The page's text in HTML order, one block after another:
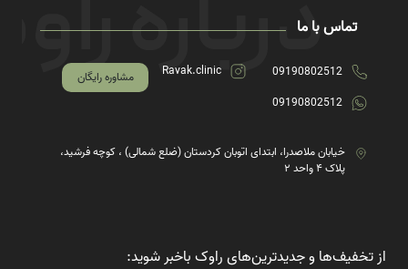
تماس با ما
09190802512
09190802512
Ravak.clinic مشاوره رایگان
خیابان ملاصدرا، ابتدای اتوبان کردستان (ضلع شمالی) ، کوچه فرشید،
پلاک ۴ واحد ۲
از تخفیف‌ها و جدیدترین‌های راوک باخبر شوید: